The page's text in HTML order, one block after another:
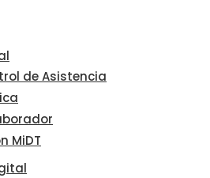
de Asistencia
MiDT